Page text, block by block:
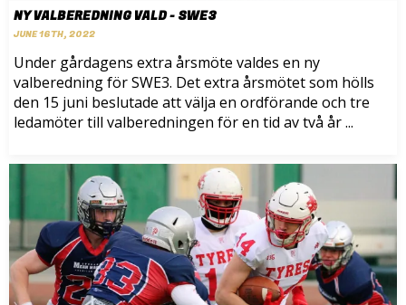
NY VALBEREDNING VALD - SWE3
JUNE 16TH, 2022
Under gårdagens extra årsmöte valdes en ny
valberedning för SWE3. Det extra årsmötet som hölls
den 15 juni beslutade att välja en ordförande och tre
ledamöter till valberedningen för en tid av två år ...